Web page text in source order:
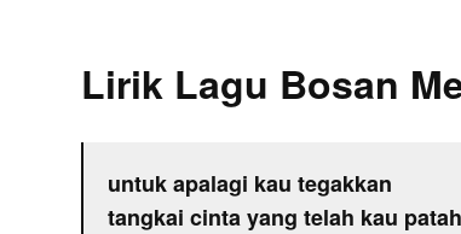
Lirik Lagu Bosan
untuk apalagi kau tegakkan
tangkai cinta yang telah kau